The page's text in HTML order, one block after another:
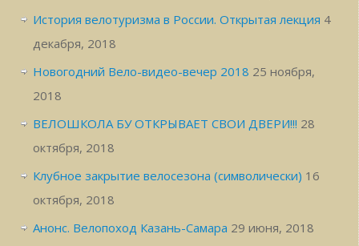
История велотуризма в России. Открытая лекция 4
декабря, 2018
Новогодний Вело-видео-вечер 2018 25 ноября,
2018
ВЕЛОШКОЛА БУ ОТКРЫВАЕТ СВОИ ДВЕРИ!!! 28
октября, 2018
Клубное закрытие велосезона (символически) 16
октября, 2018
Анонс. Велопоход Казань-Самара 29 июня, 2018